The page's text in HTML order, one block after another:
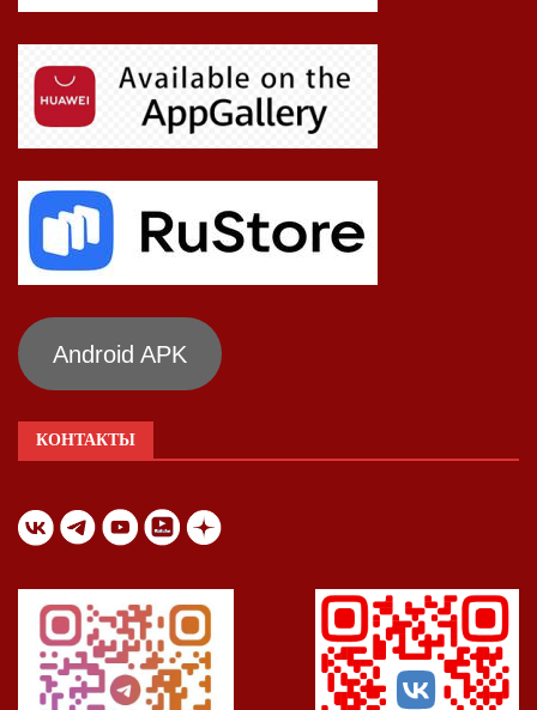
Android APK
КОНТАКТЫ